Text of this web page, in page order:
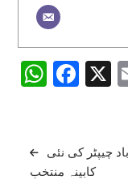
X
Postچیپٹر کی نئی
کابینہ منتخب